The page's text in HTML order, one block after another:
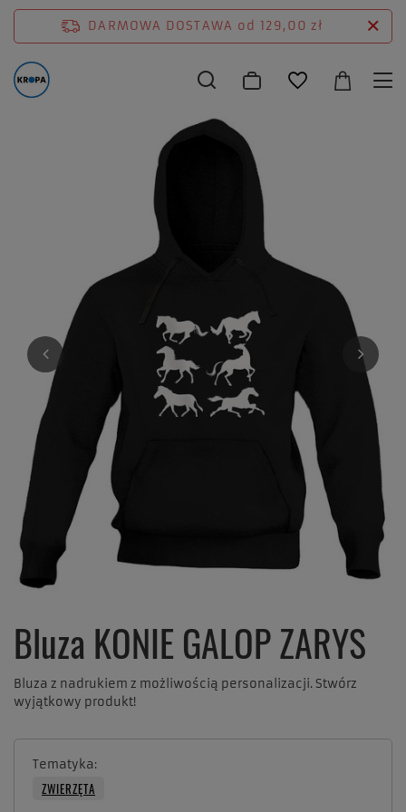
DARMOWA DOSTAWA od 129,00 zł
Bluza KONIE GALOP ZARYS
Bluza z nadrukiem z możliwością personalizacji. Stwórz
wyjątkowy produkt!
Tematyka
ZWIERZĘTA